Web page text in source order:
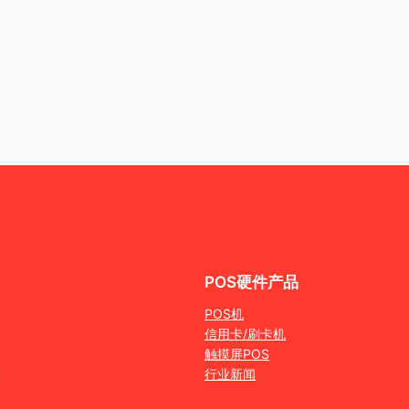
POS硬件产品
POS机
信用卡/刷卡机
触摸屏POS
行业新闻